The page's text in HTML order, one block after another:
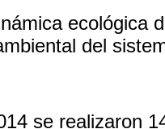
ecológica
del
se realizaron